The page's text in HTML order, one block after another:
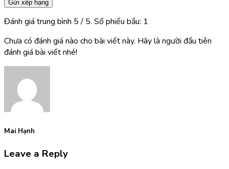
Gửi xếp hạng
Đánh giá trung bình 5/ 5. Số phiếu bầu: 1
Chưa có đánh giá nào cho bài viết này. Hãy là người đầu tiên
đánh giá bài viết nhé!
Mai Hạnh
Leave a Reply